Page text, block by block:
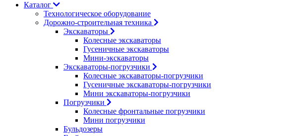
Каталог
Технологическое оборудование
Дорожно-строительная техника
Экскаваторы
Колесные экскаваторы
Гусеничные экскаваторы
Мини-экскаваторы
Экскаваторы-погрузчики
Колесные экскаваторы-погрузчики
Гусеничные экскаваторы-погрузчики
Мини экскаваторы-погрузчики
Погрузчики
Колесные фронтальные погрузчики
Мини погрузчики
Бульдозеры